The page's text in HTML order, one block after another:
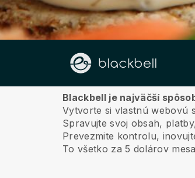
O nás
Blackbell je najväčší
Vytvorte si vlastnú webovú
Spravujte svoj obsah,
Prevezmite kontrolu,
To všetko za 5 dolárov